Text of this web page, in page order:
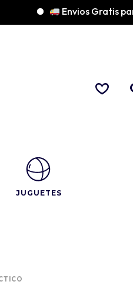
Envios Gratis para
JUGUETES